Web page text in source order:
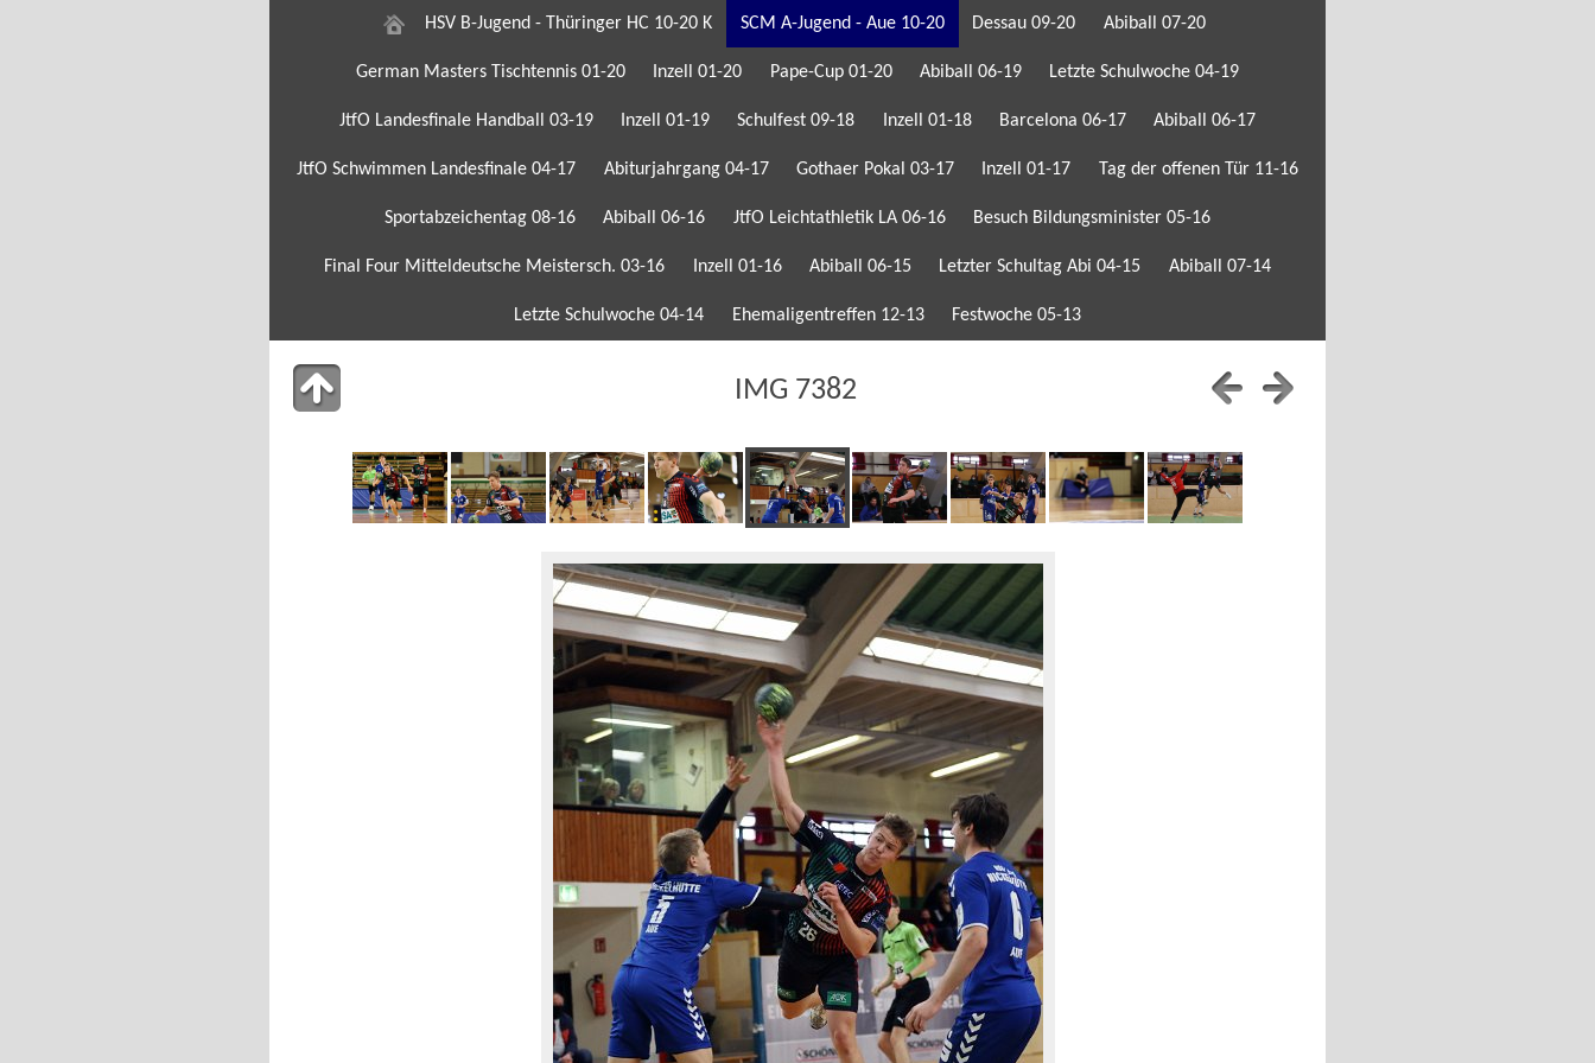
HSV B-Jugend - Thüringer HC 10-20 K SCM A-Jugend - Aue 10-20 Dessau 09-20 Abiball 07-20
German Masters Tischtennis 01-20 Inzell 01-20 Pape-Cup 01-20 Abiball 06-19 Letzte Schulwoche 04-19
JtfO Landesfinale Handball 03-19 Inzell 01-19 Schulfest 09-18 Inzell 01-18 Barcelona 06-17 Abiball 06-17
JtfO Schwimmen Landesfinale 04-17 Abiturjahrgang 04-17 Gothaer Pokal 03-17 Inzell 01-17 Tag der offenen Tür 11-16
Sportabzeichentag 08-16 Abiball 06-16 JtfO Leichtathletik LA 06-16 Besuch Bildungsminister 05-16
Final Four Mitteldeutsche Meistersch. 03-16 Inzell 01-16 Abiball 06-15 Letzter Schultag Abi 04-15 Abiball 07-14
Letzte Schulwoche 04-14 Ehemaligentreffen 12-13 Festwoche 05-13
IMG 7382